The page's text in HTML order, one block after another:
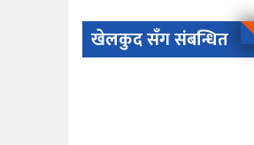
खेलकुद सँग संबन्धित